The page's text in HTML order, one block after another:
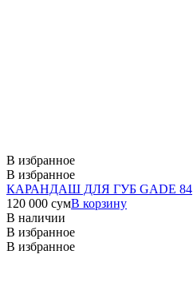
В избранное
В избранное
КАРАНДАШ ДЛЯ ГУБ GADE 84
120 000 сумВ корзину
В наличии
В избранное
В избранное